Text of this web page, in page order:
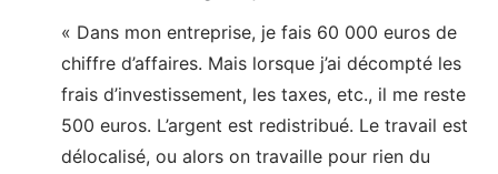
« Dans mon entreprise, je fais 60 000 euros de
chiffre d’affaires. Mais lorsque j’ai décompté les
frais d’investissement, les taxes, etc., il me reste
500 euros. L’argent est redistribué. Le travail est
délocalisé, ou alors on travaille pour rien du